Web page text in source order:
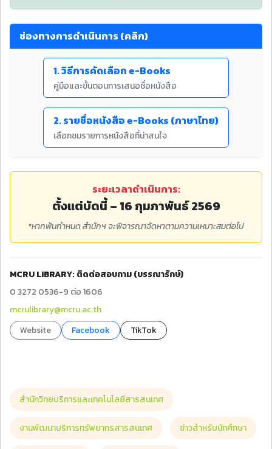
ช่องทางการดำเนินการ (คลิก)
1. วิธีการคัดเลือก e-Books
คู่มือและขั้นตอนการเสนอชื่อหนังสือ
2. รายชื่อหนังสือ e-Books (ภาษาไทย)
เลือกชมรายการหนังสือที่น่าสนใจ
ระยะเวลาดำเนินการ:
ตั้งแต่บัดนี้ – 16 กุมภาพันธ์ 2569
*หากพ้นกำหนด สำนักฯ จะพิจารณาจัดหาตามความเหมาะสมต่อไป
MCRU LIBRARY: ติดต่อสอบถาม (บรรณารักษ์)
0 3272 0536-9 ต่อ 1606
mcrulibrary@mcru.ac.th
Website
Facebook TikTok
สำนักวิทยบริการและเทคโนโลยีสารสนเทศ
งานพัฒนาบริการทรัพยากรสารสนเทศ ข่าวสำหรับนักศึกษา